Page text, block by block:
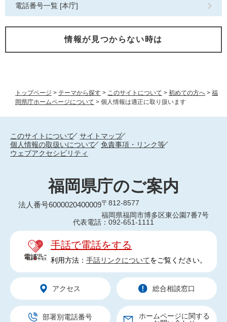
トップページ > テーマから探す > このサイトについて > 初めての方へ > 福
岡県庁ホームページについて > 個人情報は適正に取り扱います
電話番号一覧 [本庁]
情報が見つからない時は
このサイトについて
サイトマップ
個人情報の取扱いについて
免責事項・リンク等
ウェブアクセシビリティ
福岡県庁のご案内
法人番号6000020400009〒812-8577
福岡県福岡市博多区東公園7番7号
代表電話：092-651-1111
手話で電話をする
利用方法： 手話リンクについてをご覧ください。
アクセス 総合相談窓口
部署別電話番号
ホームページに関する